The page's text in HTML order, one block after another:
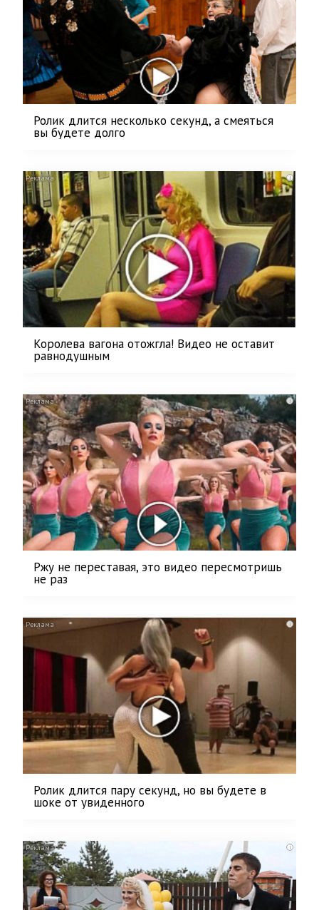
Ролик длится несколько секунд, а смеяться
вы будете долго
i
Королева вагона отожгла! Видео не оставит
равнодушным
i
Ржу не переставая, это видео пересмотришь
не раз
i
Ролик длится пару секунд, но вы будете в
шоке от увиденного
i